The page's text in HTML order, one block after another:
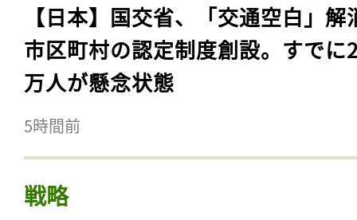
【日本】国交省、「交通空白」解
市区町村の認定制度創設。すでに
万人が懸念状態
5時間前
戦略